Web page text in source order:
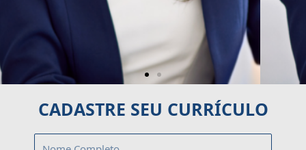
CADASTRE SEU CURRÍCULO